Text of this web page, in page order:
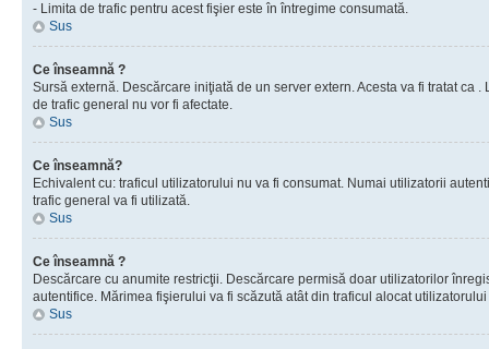
- Limita de trafic pentru acest fişier este în întregime consumată.
Sus
Ce înseamnă ?
Sursă externă. Descărcare iniţiată de un server extern. Acesta va fi tratat ca
de trafic general nu vor fi afectate.
Sus
Ce înseamnă?
Echivalent cu: traficul utilizatorului nu va fi consumat. Numai utilizatorii
trafic general va fi utilizată.
Sus
Ce înseamnă ?
Descărcare cu anumite restricţii. Descărcare permisă doar utilizatorilor
autentifice. Mărimea fişierului va fi scăzută atât din traficul alocat
Sus